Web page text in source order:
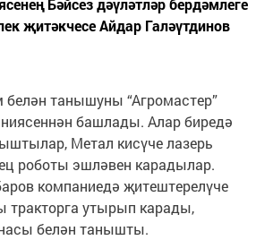
Бәйсез дәүләтләр бердәмлеге
җитәкчесе Айдар Галәүтдинов
танышуны “Агромастер”
башлады. Алар биредә
Метал кисүче лазерь
роботы эшләвен карадылар.
компаниедә җитештерелүче
тракторга утырып карады,
белән танышты.